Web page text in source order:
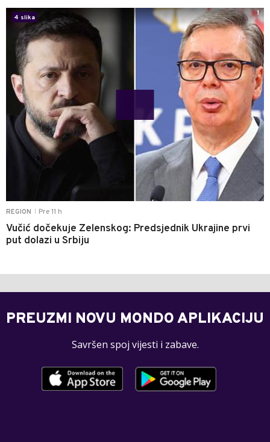
REGION Pre 11 h
Vučić dočekuje Zelenskog: Predsjednik Ukrajine prvi
put dolazi u Srbiju
4 slika
1
PREUZMI NOVU MONDO APLIKACIJU
Savršen spoj vijesti i zabave.